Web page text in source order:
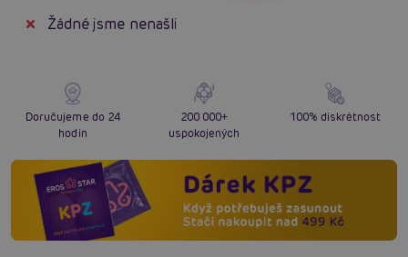
Žádné jsme nenašli
Doručujeme do 24
hodin
200 000+
uspokojených
100% diskrétnost